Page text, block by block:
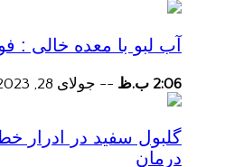
آب لبو با معده خالی :
2:06 ب.ظ -- جولای 28, 2023
گلبول سفید در ادرار
درمان